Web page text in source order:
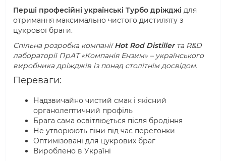
Перші професійні українські Турбо дріжджі для
отримання максимально чистого дистиляту з
цукрової браги.
Спільна розробка компаніїHot Rod Distillerта R&D
лабораторії ПрАТ «Компанія Ензим» – українського
виробника дріжджів із понад столітнім досвідом.
Переваги:
Надзвичайно чистий смак і якісний
органолептичний профіль
Брага сама освітлюється після бродіння
Не утворюють піни під час перегонки
Оптимізовані для цукрових браг
Вироблено в Україні